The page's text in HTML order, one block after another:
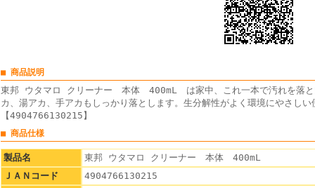
■ 商品説明
東邦 ウタマロ クリーナー 本体 400mL は家中、これ一本で汚れを落と
カ、湯アカ、手アカもしっかり落とします。生分解性がよく環境にやさし
【4904766130215】
■ 商品仕様
製品名
東邦 ウタマロ クリーナー 本体 400mL
ＪＡＮコード
4904766130215